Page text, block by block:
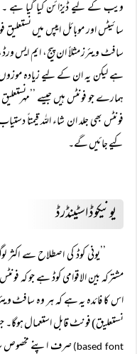
ویب کے لیے ڈیزائن کیا گیا ہے
سائیٹس اور موبائل ایپس میں
سافٹ ویئرز مثلاً‌ ان پیج، ایم ایس
ہے لیکن یہ ان کے لیے زیادہ
ہمارے جو فونٹس ہیں جیسے ’’مہر
فونٹس بھی جلد ان شاء اللہ قیمتاً‌
کیے جائیں گے۔
یونیکوڈ اسٹینڈرڈ
’’یونی کوڈ کی اصطلاح سے
مشترکہ بین الاقوامی کوڈ ہے جو کہ
اس کا فائدہ یہ ہے کہ ہر وہ سافٹ
نستعلیق) فونٹ قابل استعمال
based font) صرف اپنے مخصوص